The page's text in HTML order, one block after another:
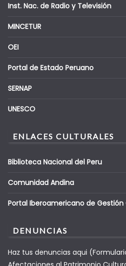
Inst. Nac. de Radio y Televisión
MINCETUR
OEI
Portal de Estado Peruano
SERNAP
UNESCO
ENLACES CULTURALES
Biblioteca Nacional del Peru
Comunidad Andina
Portal Iberoamericano de Gestión
DENUNCIAS
Haz tus denuncias aqui